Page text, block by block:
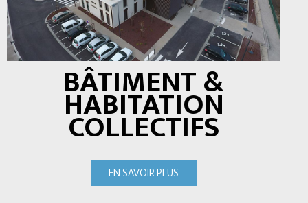
BÂTIMENT &
HABITATION
COLLECTIFS
EN SAVOIR PLUS